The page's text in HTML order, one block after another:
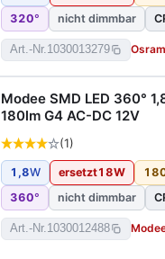
320° nicht dimmbar
Art.-Nr.1030013279
Modee SMD LED 360°
180lm G4 AC-DC 12V
(1)
1,8W ersetzt18W
360° nicht dimmbar
Art.-Nr.1030012488